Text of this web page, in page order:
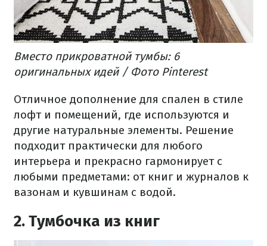
Вместо прикроватной тумбы: 6
оригинальных идей / Фото Pinterest
Отличное дополнение для спален в стиле
лофт и помещений, где используются и
другие натуральные элементы. Решение
подходит практически для любого
интерьера и прекрасно гармонирует с
любыми предметами: от книг и журналов к
вазонам и кувшинам с водой.
2. Тумбочка из книг